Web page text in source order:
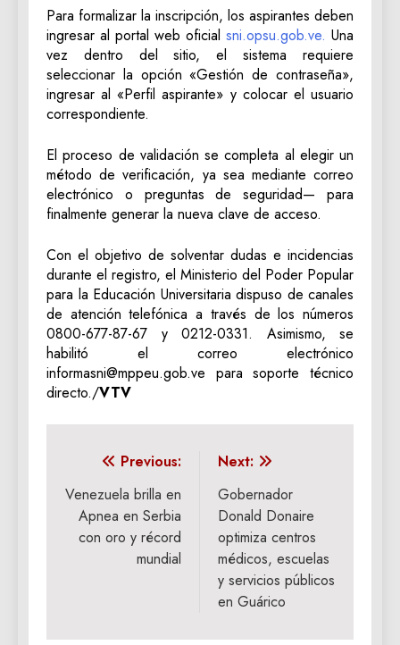
Para formalizar la inscripción, los aspirantes deben
ingresar al portal web oficial sni.opsu.gob.ve. Una
vez dentro del sitio, el sistema requiere
seleccionar la opción «Gestión de contraseña»,
ingresar al «Perfil aspirante» y colocar el usuario
correspondiente.
El proceso de validación se completa al elegir un
método de verificación, ya sea mediante correo
electrónico o preguntas de seguridad— para
finalmente generar la nueva clave de acceso.
Con el objetivo de solventar dudas e incidencias
durante el registro, el Ministerio del Poder Popular
para la Educación Universitaria dispuso de canales
de atención telefónica a través de los números
0800-677-87-67 y 0212-0331. Asimismo, se
habilitó el correo electrónico
informasni@mppeu.gob.ve para soporte técnico
directo./VTV
Navegación
de
entradas
Previous:
Venezuela brilla en
Apnea en Serbia
con oro y récord
mundial
Next:
Gobernador
Donald Donaire
optimiza centros
médicos, escuelas
y servicios públicos
en Guárico